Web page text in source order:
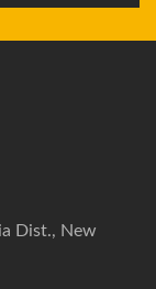
Dist., New